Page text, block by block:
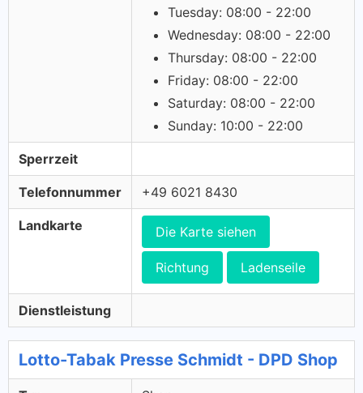
Tuesday: 08:00 - 22:00
Wednesday: 08:00 - 22:00
Thursday: 08:00 - 22:00
Friday: 08:00 - 22:00
Saturday: 08:00 - 22:00
Sunday: 10:00 - 22:00
Sperrzeit
Telefonnummer +49 6021 8430
Landkarte Die Karte siehen
Richtung Ladenseile
Dienstleistung
Lotto-Tabak Presse Schmidt - DPD Shop